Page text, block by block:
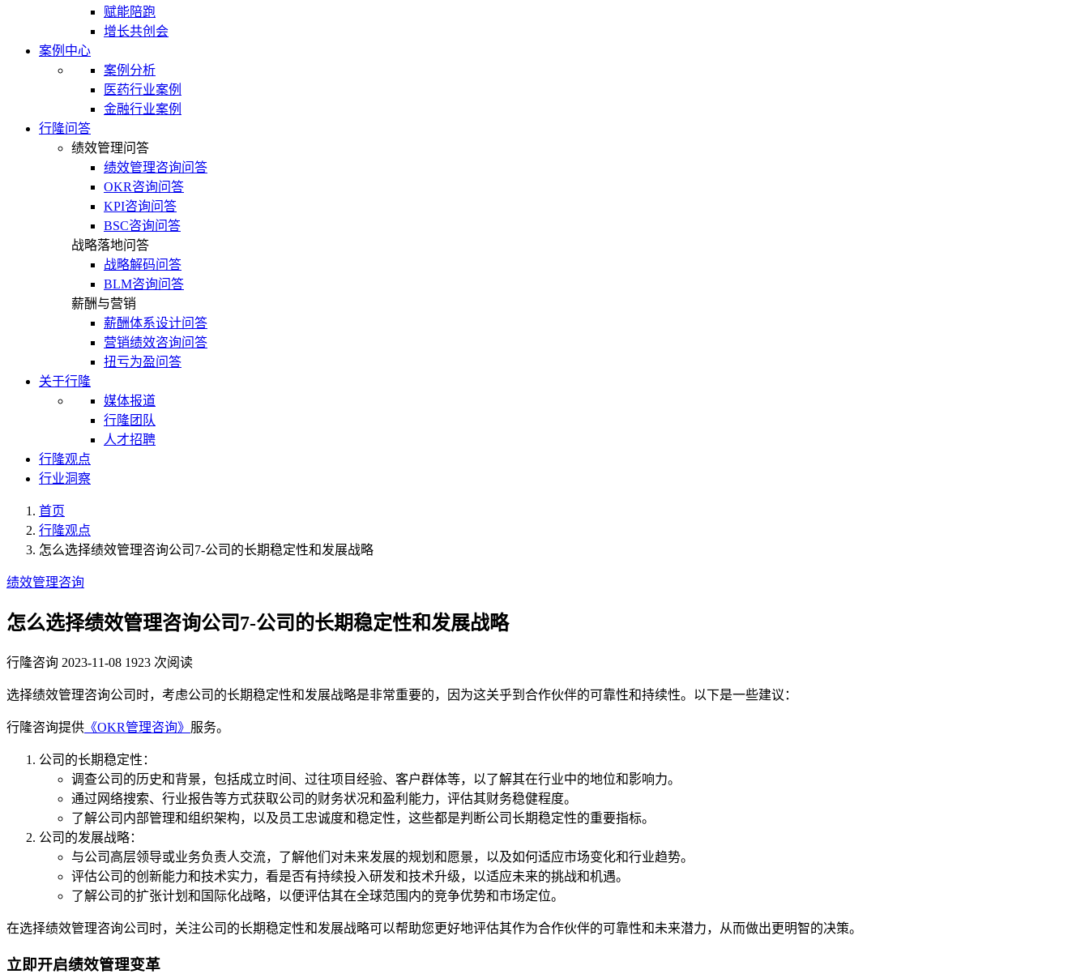
赋能陪跑
增长共创会
案例中心
案例分析
医药行业案例
金融行业案例
行隆问答
绩效管理问答
绩效管理咨询问答
OKR咨询问答
KPI咨询问答
BSC咨询问答
战略落地问答
战略解码问答
BLM咨询问答
薪酬与营销
薪酬体系设计问答
营销绩效咨询问答
扭亏为盈问答
关于行隆
媒体报道
行隆团队
人才招聘
行隆观点
行业洞察
首页
行隆观点
怎么选择绩效管理咨询公司7-公司的长期稳定性和发展战略
绩效管理咨询
怎么选择绩效管理咨询公司7-公司的长期稳定性和发展战略
行隆咨询 2023-11-08 1923 次阅读
选择绩效管理咨询公司时，考虑公司的长期稳定性和发展战略是非常重要的，因为这关乎到合作伙伴的可靠性和持续性。以下是一些建议：
行隆咨询提供 《OKR管理咨询》 服务。
公司的长期稳定性：
调查公司的历史和背景，包括成立时间、过往项目经验、客户群体等，以了解其在行业中的地位和影响力。
通过网络搜索、行业报告等方式获取公司的财务状况和盈利能力，评估其财务稳健程度。
了解公司内部管理和组织架构，以及员工忠诚度和稳定性，这些都是判断公司长期稳定性的重要指标。
公司的发展战略：
与公司高层领导或业务负责人交流，了解他们对未来发展的规划和愿景，以及如何适应市场变化和行业趋势。
评估公司的创新能力和技术实力，看是否有持续投入研发和技术升级，以适应未来的挑战和机遇。
了解公司的扩张计划和国际化战略，以便评估其在全球范围内的竞争优势和市场定位。
在选择绩效管理咨询公司时，关注公司的长期稳定性和发展战略可以帮助您更好地评估其作为合作伙伴的可靠性和未来潜力，从而做出更明智的决策。
立即开启绩效管理变革